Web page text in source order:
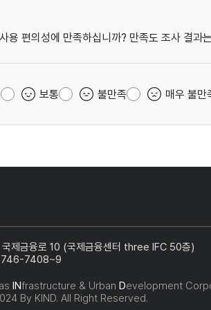
용 편의성에 만족하십니까? 만족도 조사 결과
보통 불만족 매우 불만
국제금융로 10 (국제금융센터 three IFC 50층)
7408~9
INfrastructure & Urban Development
By KIND. All Right Reserved.